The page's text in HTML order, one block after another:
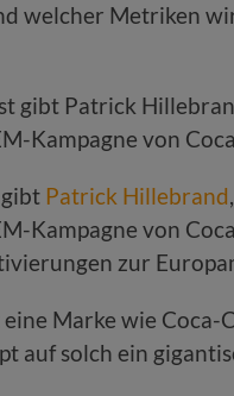
welcher Metriken
gibt Patrick Hillebrand,
Kampagne von
zur
Marke wie Coca-
auf solch ein